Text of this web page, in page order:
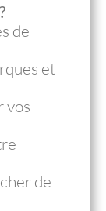
de
et
vos
de